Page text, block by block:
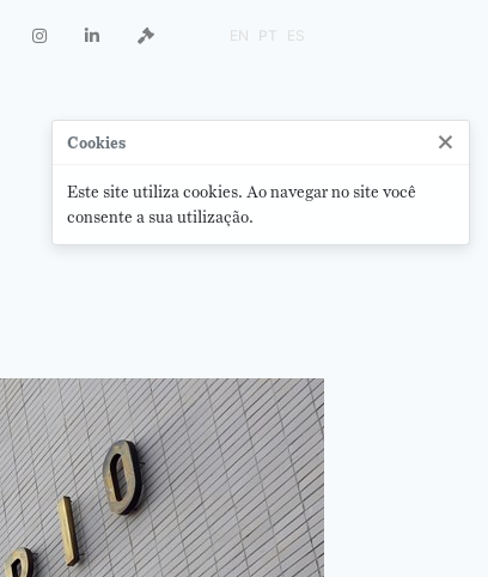
EN PT ES
Cookies ×
Este site utiliza cookies. Ao navegar no site você
consente a sua utilização.